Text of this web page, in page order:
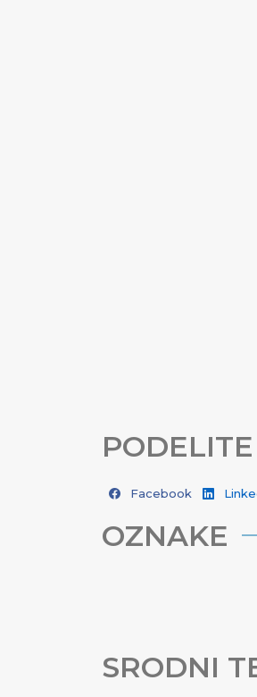
PODELITE
Facebook
OZNAKE
SRODNI